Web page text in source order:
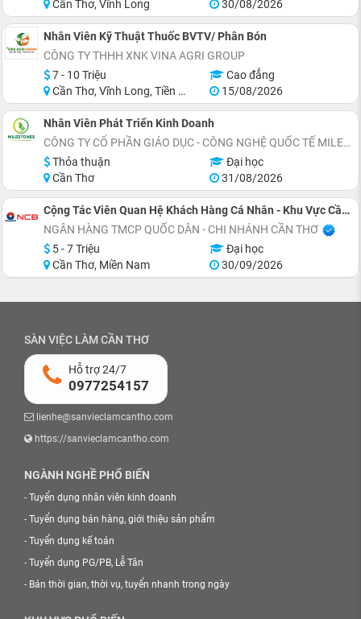
Cần Thơ, Vĩnh Long
30/08/2026
Nhân Viên Kỹ Thuật Thuốc BVTV/ Phân Bón
CÔNG TY THHH XNK VINA AGRI GROUP
7 - 10 Triệu
Cao đẳng
Cần Thơ, Vĩnh Long, Tiền Giang
15/08/2026
Nhân Viên Phát Triển Kinh Doanh
CÔNG TY CỔ PHẦN GIÁO DỤC - CÔNG NGHỆ QUỐC TẾ MILESTONES
Thỏa thuận
Đại học
Cần Thơ
31/08/2026
Cộng Tác Viên Quan Hệ Khách Hàng Cá Nhân - Khu Vực Cần Thơ
NGÂN HÀNG TMCP QUỐC DÂN - CHI NHÁNH CẦN THƠ
5 - 7 Triệu
Đại học
Cần Thơ, Miền Nam
30/09/2026
SÀN VIỆC LÀM CẦN THƠ
Hỗ trợ 24/7
0977254157
lienhe@sanvieclamcantho.com
https://sanvieclamcantho.com
NGÀNH NGHỀ PHỔ BIẾN
- Tuyển dụng nhân viên kinh doanh
- Tuyển dụng bán hàng, giới thiệu sản phẩm
- Tuyển dụng kế toán
- Tuyển dụng PG/PB, Lễ Tân
- Bán thời gian, thời vụ, tuyển nhanh trong ngày